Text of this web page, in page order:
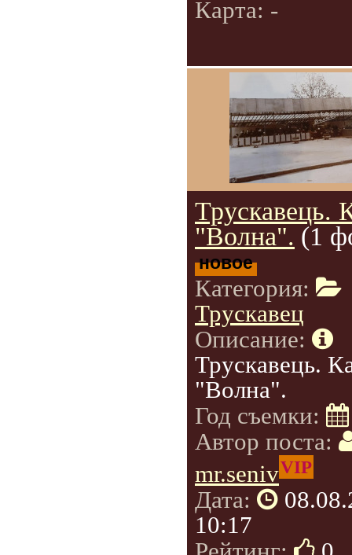
Карта: -
Трускавець.
"Волна". (1
новое
Категория:
Трускавец
Описание:
Трускавець.
"Волна".
Год съемки:
Автор поста:
mr.senivVIP
Дата:
10:17